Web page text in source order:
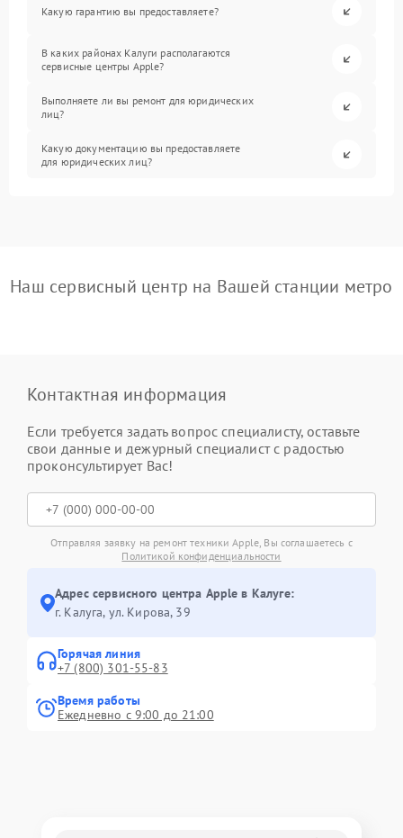
Какую гарантию вы предоставляете?
В каких районах Калуги располагаются
сервисные центры Apple?
Выполняете ли вы ремонт для юридических
лиц?
Какую документацию вы предоставляете
для юридических лиц?
Наш сервисный центр на Вашей станции метро
Контактная информация
Если требуется задать вопрос специалисту, оставьте
свои данные и дежурный специалист с радостью
проконсультирует Вас!
Отправляя заявку на ремонт техники Apple, Вы соглашаетесь с
Политикой конфиденциальности
Адрес сервисного центра Apple в Калуге:
г. Калуга, ул. Кирова, 39
Горячая линия
+7 (800) 301-55-83
Время работы
Ежедневно с 9:00 до 21:00